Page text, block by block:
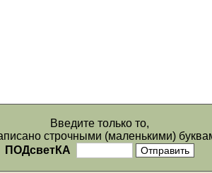
Введите только то,
строчными (маленькими)
ПОДсветКА